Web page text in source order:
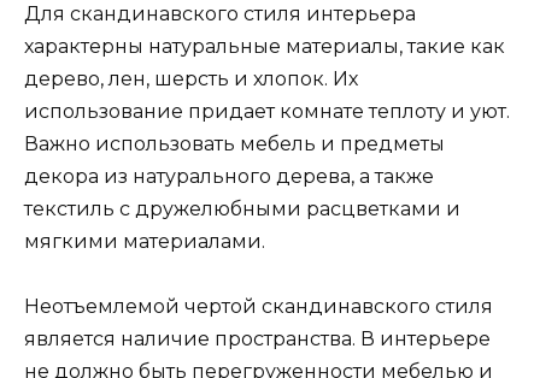
Для скандинавского стиля интерьера
характерны натуральные материалы, такие как
дерево, лен, шерсть и хлопок. Их
использование придает комнате теплоту и уют.
Важно использовать мебель и предметы
декора из натурального дерева, а также
текстиль с дружелюбными расцветками и
мягкими материалами.
Неотъемлемой чертой скандинавского стиля
является наличие пространства. В интерьере
не должно быть перегруженности мебелью и